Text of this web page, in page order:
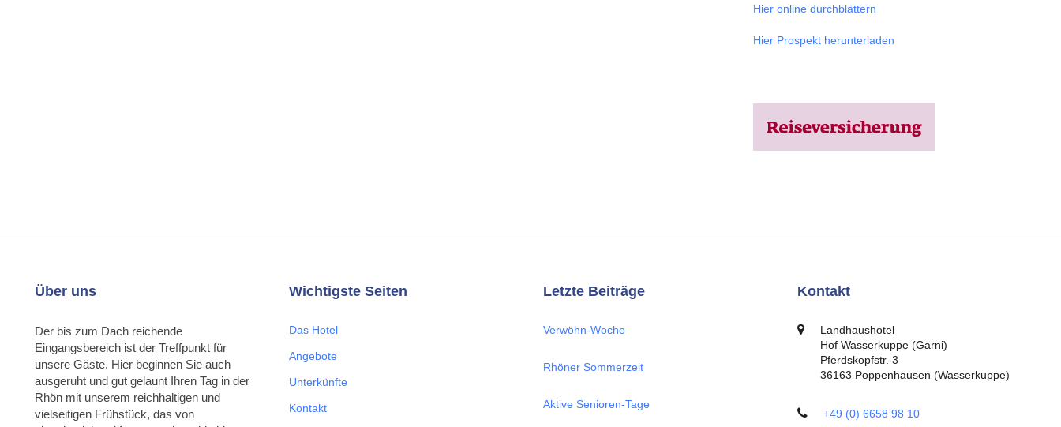
Hier online durchblättern
Hier Prospekt herunterladen
Über uns
Der bis zum Dach reichende
Eingangsbereich ist der Treffpunkt für
unsere Gäste. Hier beginnen Sie auch
ausgeruht und gut gelaunt Ihren Tag in der
Rhön mit unserem reichhaltigen und
vielseitigen Frühstück, das von
Wichtigste Seiten
Das Hotel
Angebote
Unterkünfte
Kontakt
Letzte Beiträge
Verwöhn-Woche
Rhöner Sommerzeit
Aktive Senioren-Tage
Kontakt
Landhaushotel
Hof Wasserkuppe (Garni)
Pferdskopfstr. 3
36163 Poppenhausen (Wasserkuppe)
+49 (0) 6658 98 10